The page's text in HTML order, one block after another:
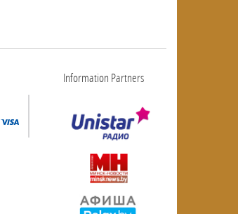
Information Partners